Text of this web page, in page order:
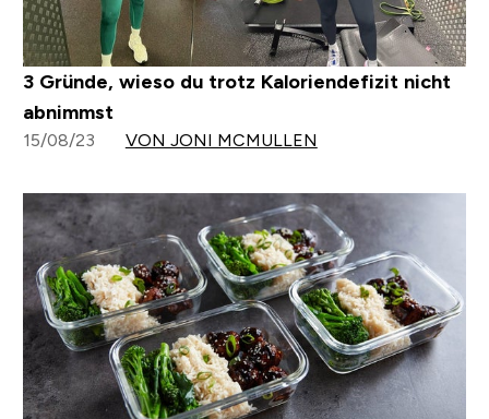
3 Gründe, wieso du trotz Kaloriendefizit nicht
abnimmst
15/08/23 VON JONI MCMULLEN